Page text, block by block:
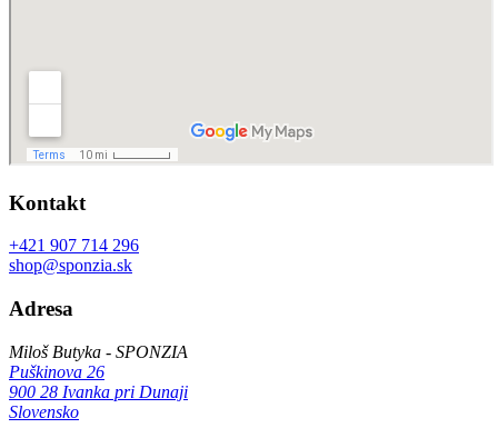
Kontakt
+421 907 714 296
shop@sponzia.sk
Adresa
Miloš Butyka - SPONZIA
Puškinova 26
900 28 Ivanka pri Dunaji
Slovensko